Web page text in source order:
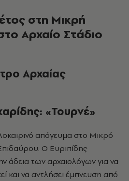
στη Μικρή
Αρχαίο Στάδιο
Αρχαίας
«Τουρνέ»
Ο Ευριπίδης
άδεια των αρχαιολόγων για να
και να αντλήσει έμπνευση από